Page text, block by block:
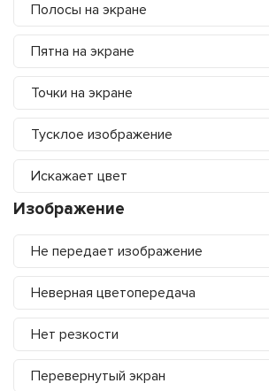
Полосы на экране
Пятна на экране
Точки на экране
Тусклое изображение
Искажает цвет
Изображение
Не передает изображение
Неверная цветопередача
Нет резкости
Перевернутый экран